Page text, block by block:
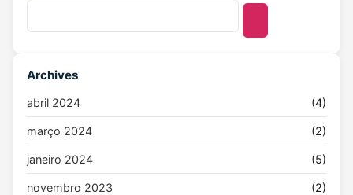
Archives
abril 2024 (4)
março 2024 (2)
janeiro 2024 (5)
novembro 2023 (2)